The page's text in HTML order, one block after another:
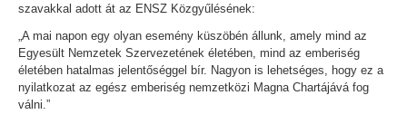
szavakkal adott át az ENSZ Közgyűlésének:
„A mai napon egy olyan esemény küszöbén állunk, amely mind az
Egyesült Nemzetek Szervezetének életében, mind az emberiség
életében hatalmas jelentőséggel bír. Nagyon is lehetséges, hogy ez a
nyilatkozat az egész emberiség nemzetközi Magna Chartájává fog
válni.”